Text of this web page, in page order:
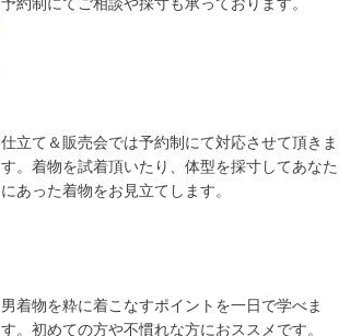
仕立て＆販売会では予約制にて対応させて頂きま
す。着物を試着頂いたり、体型を採寸してあなた
にあった着物をお見立てします。
男着物を粋に着こなすポイントを一日で学べま
す。初めての方や不慣れな方におススメです。